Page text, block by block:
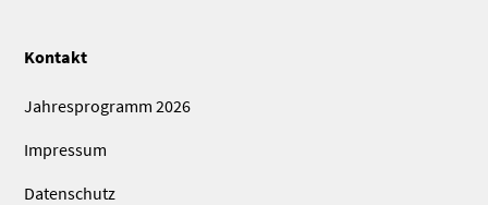
Kontakt
Jahresprogramm 2026
Impressum
Datenschutz